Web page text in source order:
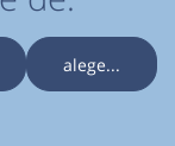
alege...